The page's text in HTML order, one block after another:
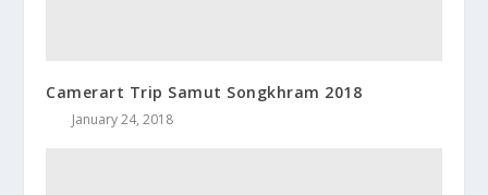
Camerart Trip Samut Songkhram 2018
January 24, 2018